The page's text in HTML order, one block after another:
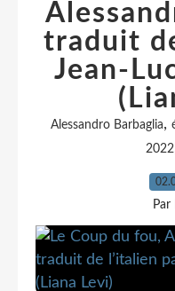
traduit
Jean-
Alessandro Barbaglia,
2022